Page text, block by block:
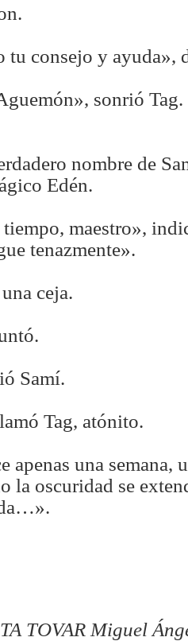
tu consejo y ayuda»,
sonrió Tag.
nombre de
Edén.
maestro»,
tenazmente».
ceja.
Samí.
Tag, atónito.
apenas una semana,
la oscuridad se
TOVAR Miguel